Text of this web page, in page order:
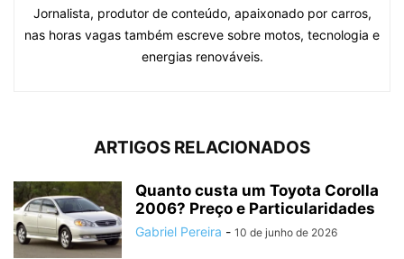
Jornalista, produtor de conteúdo, apaixonado por carros,
nas horas vagas também escreve sobre motos, tecnologia e
energias renováveis.
ARTIGOS RELACIONADOS
Quanto custa um Toyota Corolla
2006? Preço e Particularidades
Gabriel Pereira - 10 de junho de 2026